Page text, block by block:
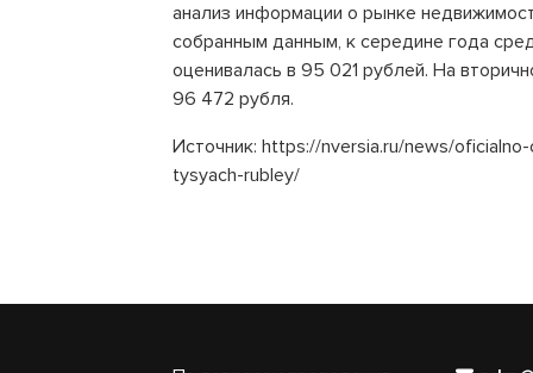
анализ информации о рынке
собранным данным, к середине года
оценивалась в 95 021 рублей. На
96 472 рубля.
Источник: https://nversia.ru/news/
tysyach-rubley/